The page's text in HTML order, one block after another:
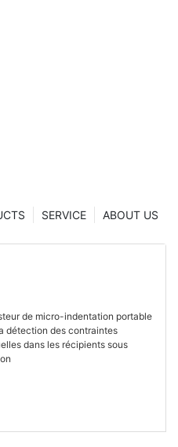
ABOUT US
SERVICE